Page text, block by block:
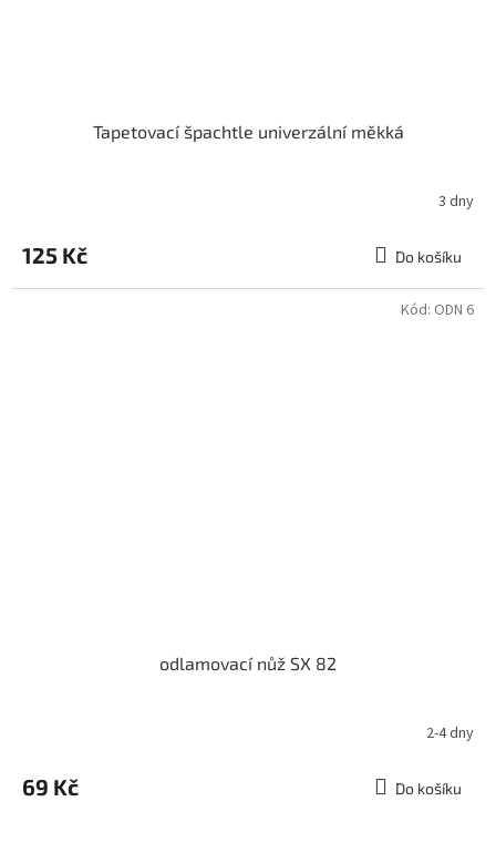
Tapetovací špachtle univerzální měkká
3 dny
125 Kč Do košíku
odlamovací nůž SX 82
2-4 dny
69 Kč Do košíku
Kód: ODN 6